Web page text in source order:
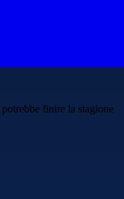
finire la stagione